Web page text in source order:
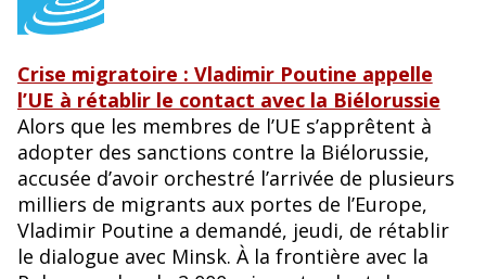
Crise migratoire : Vladimir Poutine appelle
l’UE à rétablir le contact avec la Biélorussie
Alors que les membres de l’UE s’apprêtent à
adopter des sanctions contre la Biélorussie,
accusée d’avoir orchestré l’arrivée de plusieurs
milliers de migrants aux portes de l’Europe,
Vladimir Poutine a demandé, jeudi, de rétablir
le dialogue avec Minsk. À la frontière avec la